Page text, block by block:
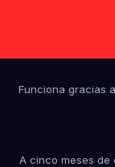
Funciona gracias
A cinco meses de